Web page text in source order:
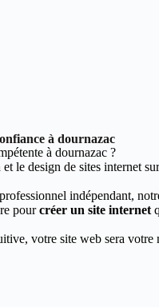
à dournazac
à dournazac ?
le design de sites internet
indépendant,
pourcréer un site internet
votre site web sera votre